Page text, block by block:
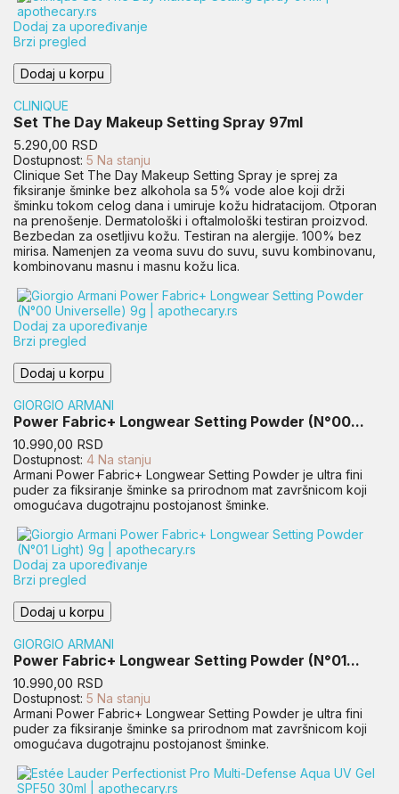
Dodaj za upoređivanje
Brzi pregled
Dodaj u korpu
CLINIQUE
Set The Day Makeup Setting Spray 97ml
Cena
5.290,00 RSD
Dostupnost: 5 Na stanju
Clinique Set The Day Makeup Setting Spray je sprej za
fiksiranje šminke bez alkohola sa 5% vode aloe koji drži
šminku tokom celog dana i umiruje kožu hidratacijom. Otporan
na prenošenje. Dermatološki i oftalmološki testiran proizvod.
Bezbedan za osetljivu kožu. Testiran na alergije. 100% bez
mirisa. Namenjen za veoma suvu do suvu, suvu kombinovanu,
kombinovanu masnu i masnu kožu lica.
Dodaj za upoređivanje
Brzi pregled
Dodaj u korpu
GIORGIO ARMANI
Power Fabric+ Longwear Setting Powder (N°00...
Cena
10.990,00 RSD
Dostupnost: 4 Na stanju
Armani Power Fabric+ Longwear Setting Powder je ultra fini
puder za fiksiranje šminke sa prirodnom mat završnicom koji
omogućava dugotrajnu postojanost šminke.
Dodaj za upoređivanje
Brzi pregled
Dodaj u korpu
GIORGIO ARMANI
Power Fabric+ Longwear Setting Powder (N°01...
Cena
10.990,00 RSD
Dostupnost: 5 Na stanju
Armani Power Fabric+ Longwear Setting Powder je ultra fini
puder za fiksiranje šminke sa prirodnom mat završnicom koji
omogućava dugotrajnu postojanost šminke.